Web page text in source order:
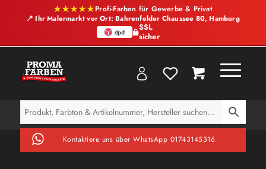
★★★★★Profi-Farben für Gewerbe & Privat
📍 Ihr Malermarkt vor Ort: Bahrenfelder Chaussee 80, Hamburg
SSL
sicher
Kontaktiere uns über WhatsApp 01743145316